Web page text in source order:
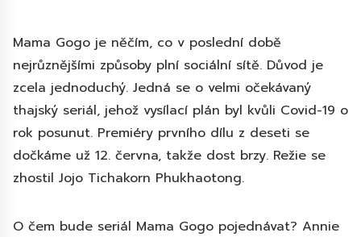
Mama Gogo je něčím, co v poslední době
nejrůznějšími způsoby plní sociální sítě. Důvod je
zcela jednoduchý. Jedná se o velmi očekávaný
thajský seriál, jehož vysílací plán byl kvůli Covid-19 o
rok posunut. Premiéry prvního dílu z deseti se
dočkáme už 12. června, takže dost brzy. Režie se
zhostil Jojo Tichakorn Phukhaotong.
O čem bude seriál Mama Gogo pojednávat? Annie